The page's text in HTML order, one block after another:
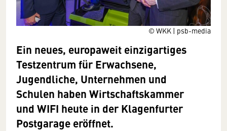
© WKK | psb-media
Ein neues, europaweit einzigartiges
Testzentrum für Erwachsene,
Jugendliche, Unternehmen und
Schulen haben Wirtschaftskammer
und WIFI heute in der Klagenfurter
Postgarage eröffnet.